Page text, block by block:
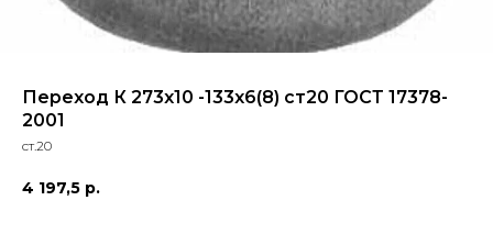
Переход К 273х10 -133х6(8) ст20 ГОСТ 17378-
2001
ст.20
4 197,5 р.